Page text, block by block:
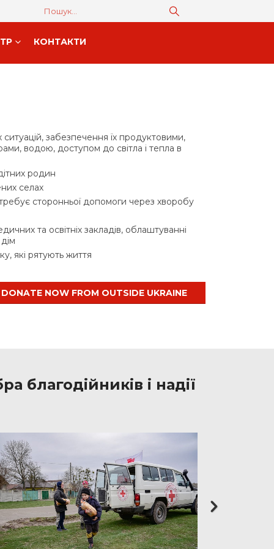
КОНТАКТИ
забезпечення їх продуктовими,
водою, доступом до світла і тепла в
родин
селах
сторонньої допомоги через хворобу
та освітніх закладів, облаштуванні
які рятують життя
DONATE NOW FROM OUTSIDE UKRAINE
благодійників і надії